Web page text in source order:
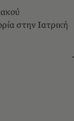
στην Ιατρική